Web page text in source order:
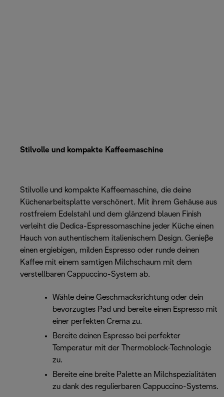
Stilvolle und kompakte Kaffeemaschine
Stilvolle und kompakte Kaffeemaschine, die deine
Küchenarbeitsplatte verschönert. Mit ihrem Gehäuse aus
rostfreiem Edelstahl und dem glänzend blauen Finish
verleiht die Dedica-Espressomaschine jeder Küche einen
Hauch von authentischem italienischem Design. Genieße
einen ergiebigen, milden Espresso oder runde deinen
Kaffee mit einem samtigen Milchschaum mit dem
verstellbaren Cappuccino-System ab.
Wähle deine Geschmacksrichtung oder dein
bevorzugtes Pad und bereite einen Espresso mit
einer perfekten Crema zu.
Bereite deinen Espresso bei perfekter
Temperatur mit der Thermoblock-Technologie
zu.
Bereite eine breite Palette an Milchspezialitäten
zu dank des regulierbaren Cappuccino-Systems.